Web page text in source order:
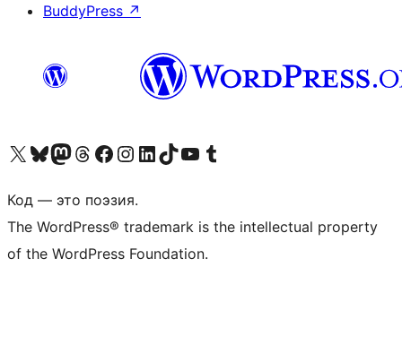
BuddyPress ↗
Посетите нас в X (ранее Twitter)
Посетите нашу учётную запись в Bluesky
Посетите нашу ленту в Mastodon
Посетите нашу учётную запись в Threads
Посетите нашу страницу на Facebook
Посетите наш Instagram
Посетите нашу страницу в LinkedIn
Посетите нашу учётную запись в TikTok
Посетите наш канал YouTube
Посетите нашу учётную запись в Tumblr
Код — это поэзия.
The WordPress® trademark is the intellectual property
of the WordPress Foundation.